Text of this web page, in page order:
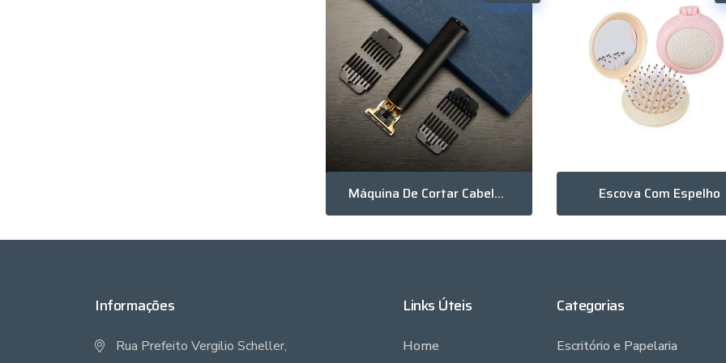
Máquina De Cortar Cabelo Recarregável Escova Com Espelho
Informações
Rua Prefeito Vergilio Scheller,
Links Úteis
Home
Categorias
Escritório e Papelaria